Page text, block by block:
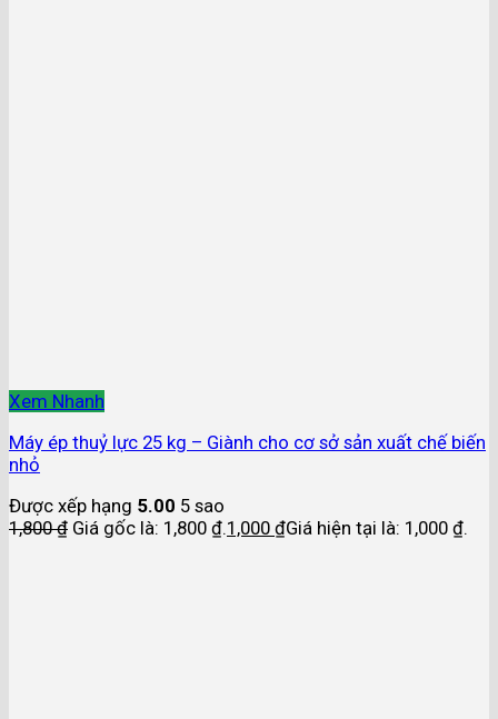
Xem Nhanh
Máy ép thuỷ lực 25 kg – Giành cho cơ sở sản xuất chế biến
nhỏ
Được xếp hạng 5.00 5 sao
1,800₫ Giá gốc là: 1,800 ₫.1,000 ₫Giá hiện tại là: 1,000 ₫.